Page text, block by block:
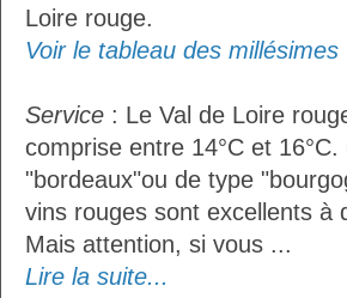
Loire rouge.
Voir le tableau des millésimes
Service : Le Val de Loire
comprise entre 14°C et
"bordeaux"ou de type
vins rouges sont excellents à
Mais attention, si vous ...
Lire la suite...